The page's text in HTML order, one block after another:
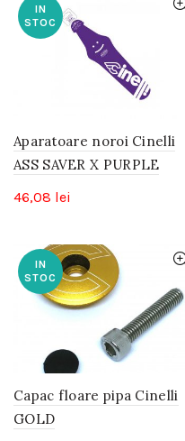
IN
STOC
Aparatoare noroi Cinelli
ASS SAVER X PURPLE
46,08 lei
IN
STOC
Capac floare pipa Cinelli
GOLD